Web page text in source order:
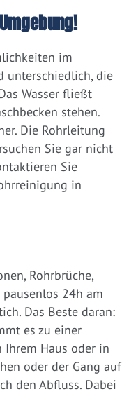
im
unterschiedlich, die
Wasser fließt
stehen.
Die Rohrleitung
Sie gar nicht
Sie
in
Rohrbrüche,
pausenlos 24h am
Das Beste daran:
es zu einer
Haus oder in
oder der Gang auf
den Abfluss. Dabei